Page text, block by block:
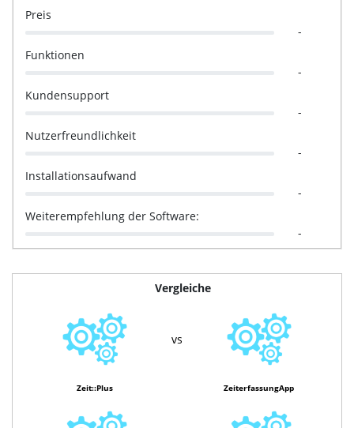
Preis
-
Funktionen
-
Kundensupport
-
Nutzerfreundlichkeit
-
Installationsaufwand
-
Weiterempfehlung der Software:
-
Vergleiche
vs
Zeit::Plus ZeiterfassungApp